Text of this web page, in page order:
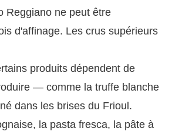
Reggiano ne peut être
d'affinage. Les crus supérieurs
produits dépendent de
— comme la truffe blanche
dans les brises du Frioul.
la pasta fresca, la pâte à